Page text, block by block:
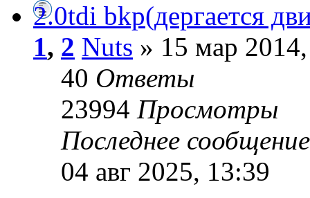
2.0tdi bkp(дергается
1, 2 Nuts » 15 мар
40 Ответы
23994 Просмотры
Последнее
04 авг 2025, 13:39